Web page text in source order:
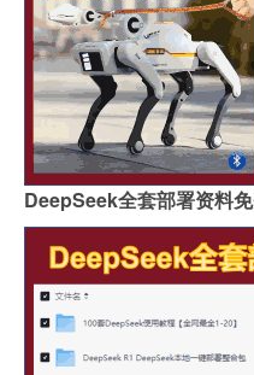
DeepSeek全套部署资料